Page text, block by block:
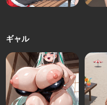
ギャル